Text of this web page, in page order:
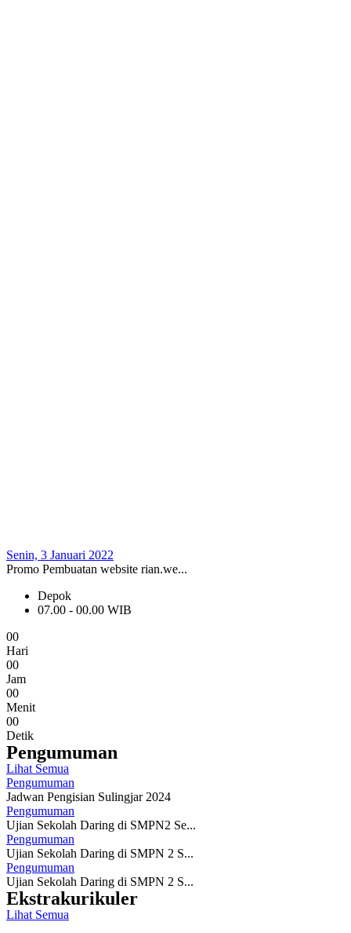
Senin, 3 Januari 2022
Promo Pembuatan website rian.we...
Depok
07.00 - 00.00 WIB
00
Hari
00
Jam
00
Menit
00
Detik
Pengumuman
Lihat Semua
Pengumuman
Jadwan Pengisian Sulingjar 2024
Pengumuman
Ujian Sekolah Daring di SMPN2 Se...
Pengumuman
Ujian Sekolah Daring di SMPN 2 S...
Pengumuman
Ujian Sekolah Daring di SMPN 2 S...
Ekstrakurikuler
Lihat Semua